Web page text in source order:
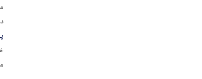
در ۱۴ خرداد و